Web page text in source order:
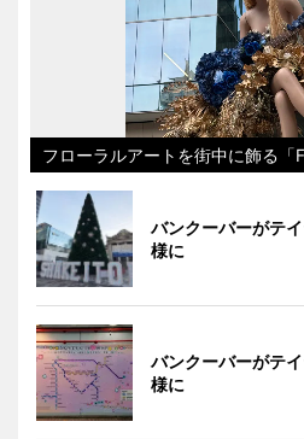
フローラルアートを街中に飾る「
バンクーバーがテ
様に
バンクーバーがテ
様に